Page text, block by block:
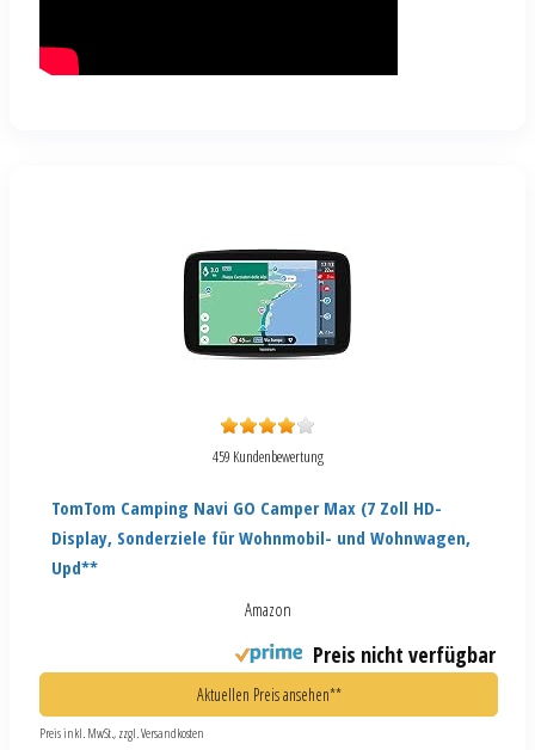
459 Kundenbewertung
TomTom Camping Navi GO Camper Max (7 Zoll HD-
Display, Sonderziele für Wohnmobil- und Wohnwagen,
Upd**
Amazon
Preis nicht verfügbar
Aktuellen Preis ansehen**
Preis inkl. MwSt., zzgl. Versandkosten